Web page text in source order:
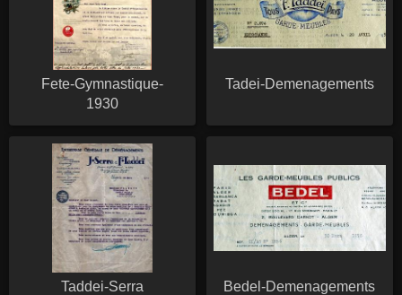
Fete-Gymnastique-
1930
Tadei-Demenagements
Taddei-Serra Bedel-Demenagements